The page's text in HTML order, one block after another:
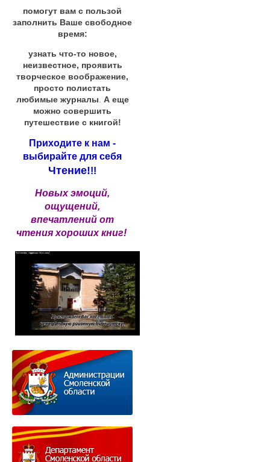
помогут вам с пользой
заполнить Ваше свободное
время:
узнать что-то новое,
неизвестное, проявить
творческое воображение,
просто полистать
любимые журналы А еще
можно совершить
путешествие с книгой!
Приходите к нам -
выбирайте для себя
Чтение!!!
Новых эмоций,
ощущений,
впечатлений от
чтения хороших книг!